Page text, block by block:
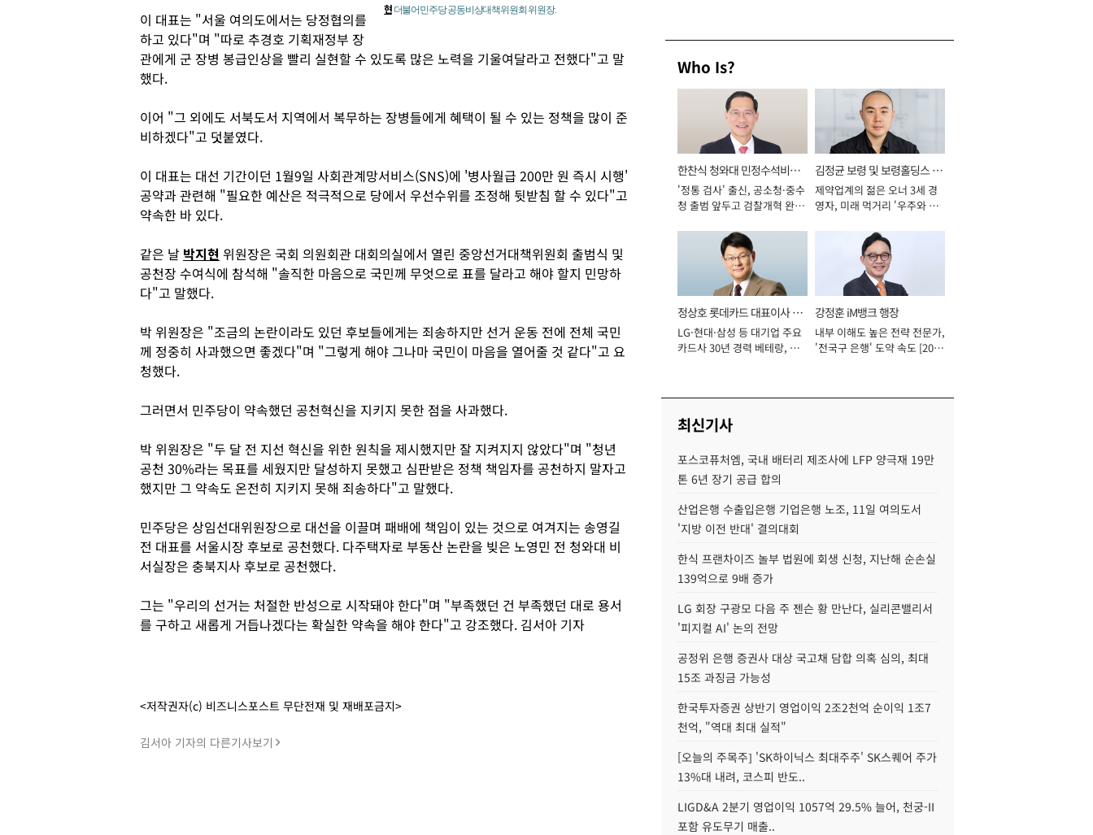
현더불어민주당 공동비상대책위원회 위원장.
이 대표는 "서울 여의도에서는 당정협의를
하고 있다"며 "따로 추경호 기획재정부 장
관에게 군 장병 봉급인상을 빨리 실현할 수 있도록 많은 노력을 기울여달라고 전했다"고 말
했다.
이어 "그 외에도 서북도서 지역에서 복무하는 장병들에게 혜택이 될 수 있는 정책을 많이 준
비하겠다"고 덧붙였다.
이 대표는 대선 기간이던 1월9일 사회관계망서비스(SNS)에 '병사월급 200만 원 즉시 시행'
공약과 관련해 "필요한 예산은 적극적으로 당에서 우선수위를 조정해 뒷받침 할 수 있다"고
약속한 바 있다.
같은 날 박지현 위원장은 국회 의원회관 대회의실에서 열린 중앙선거대책위원회 출범식 및
공천장 수여식에 참석해 "솔직한 마음으로 국민께 무엇으로 표를 달라고 해야 할지 민망하
다"고 말했다.
박 위원장은 "조금의 논란이라도 있던 후보들에게는 죄송하지만 선거 운동 전에 전체 국민
께 정중히 사과했으면 좋겠다"며 "그렇게 해야 그나마 국민이 마음을 열어줄 것 같다"고 요
청했다.
그러면서 민주당이 약속했던 공천혁신을 지키지 못한 점을 사과했다.
박 위원장은 "두 달 전 지선 혁신을 위한 원칙을 제시했지만 잘 지켜지지 않았다"며 "청년
공천 30%라는 목표를 세웠지만 달성하지 못했고 심판받은 정책 책임자를 공천하지 말자고
했지만 그 약속도 온전히 지키지 못해 죄송하다"고 말했다.
민주당은 상임선대위원장으로 대선을 이끌며 패배에 책임이 있는 것으로 여겨지는 송영길
전 대표를 서울시장 후보로 공천했다. 다주택자로 부동산 논란을 빚은 노영민 전 청와대 비
서실장은 충북지사 후보로 공천했다.
그는 "우리의 선거는 처절한 반성으로 시작돼야 한다"며 "부족했던 건 부족했던 대로 용서
를 구하고 새롭게 거듭나겠다는 확실한 약속을 해야 한다"고 강조했다. 김서아 기자
<저작권자(c) 비즈니스포스트 무단전재 및 재배포금지>
김서아 기자의 다른기사보기
Who Is?
한찬식 청와대 민정수석비서
관
'정통 검사' 출신, 공소청·중수
청 출범 앞두고 검찰개혁 완수
김정균 보령 및 보령홀딩스 대
표이사 사장
제약업계의 젊은 오너 3세 경
영자, 미래 먹거리 '우주와 헬
정상호 롯데카드 대표이사 사
장
LG·현대·삼성 등 대기업 주요
카드사 30년 경력 베테랑, 신
강정훈 iM뱅크 행장
내부 이해도 높은 전략 전문가,
'전국구 은행' 도약 속도 [2026
최신기사
포스코퓨처엠, 국내 배터리 제조사에 LFP 양극재 19만
톤 6년 장기 공급 합의
산업은행 수출입은행 기업은행 노조, 11일 여의도서
'지방 이전 반대' 결의대회
한식 프랜차이즈 놀부 법원에 회생 신청, 지난해 순손실
139억으로 9배 증가
LG 회장 구광모 다음 주 젠슨 황 만난다, 실리콘밸리서
'피지컬 AI' 논의 전망
공정위 은행 증권사 대상 국고채 담합 의혹 심의, 최대
15조 과징금 가능성
한국투자증권 상반기 영업이익 2조2천억 순이익 1조7
천억, "역대 최대 실적"
[오늘의 주목주] 'SK하이닉스 최대주주' SK스퀘어 주가
13%대 내려, 코스피 반도..
LIGD&A 2분기 영업이익 1057억 29.5% 늘어, 천궁-II
포함 유도무기 매출..